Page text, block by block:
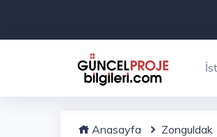
Anasayfa Zonguldak